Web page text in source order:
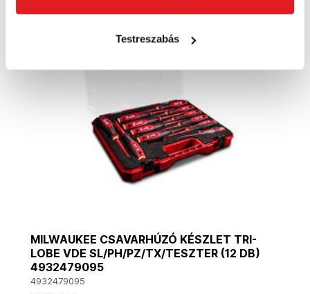
Testreszabás
MILWAUKEE CSAVARHÚZÓ KÉSZLET TRI-
LOBE VDE SL/PH/PZ/TX/TESZTER (12 DB)
4932479095
4932479095